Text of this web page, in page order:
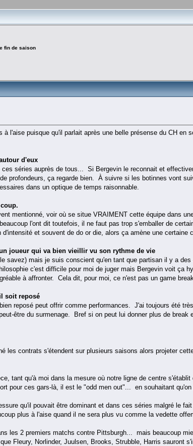
fin de saison
l'aise puisque qu'il parlait après une belle présense du CH en
d'eux
séries auprès de tous... Si Bergevin le reconnait et
profondeurs, ça regarde bien. À suivre si les botinnes vont
dans un optique de temps raisonnable.
mentionné, voir où se situe VRAIMENT cette équipe dans
l'ont dit toutefois, il ne faut pas trop s'emballer de
et souvent de do or die, alors ça amène une certaine
joueur qui va bien vieillir vu son rythme de vie
savez) mais je suis conscient qu'en tant que partisan il y a
c'est difficile pour moi de juger mais Bergevin voit ça
à affronter. Cela dit, pour moi, ce n'est pas un game
soit reposé
reposé peut offrir comme performances. J'ai toujours été
être du surmenage. Bref si on peut lui donner plus de break
les contrats s'étendent sur plusieurs saisons alors projeter
tant qu'à moi dans la mesure où notre ligne de centre
pour ces gars-là, il est le "odd men out"... en souhaitant
qu'il pouvait être dominant et dans ces séries malgré le
plus à l'aise quand il ne sera plus vu comme la vedette
les 2 premiers matchs contre Pittsburgh... mais beaucoup
Fleury, Norlinder, Juulsen, Brooks, Strubble, Harris sauront